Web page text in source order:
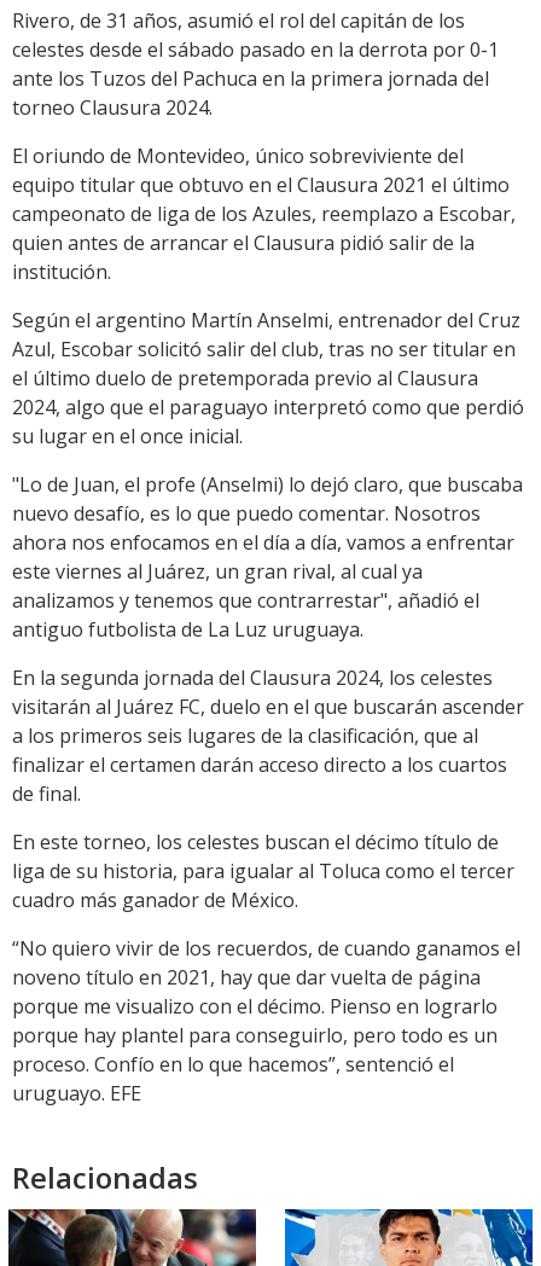
Rivero, de 31 años, asumió el rol del capitán de los
celestes desde el sábado pasado en la derrota por 0-1
ante los Tuzos del Pachuca en la primera jornada del
torneo Clausura 2024.
El oriundo de Montevideo, único sobreviviente del
equipo titular que obtuvo en el Clausura 2021 el último
campeonato de liga de los Azules, reemplazo a Escobar,
quien antes de arrancar el Clausura pidió salir de la
institución.
Según el argentino Martín Anselmi, entrenador del Cruz
Azul, Escobar solicitó salir del club, tras no ser titular en
el último duelo de pretemporada previo al Clausura
2024, algo que el paraguayo interpretó como que perdió
su lugar en el once inicial.
"Lo de Juan, el profe (Anselmi) lo dejó claro, que buscaba
nuevo desafío, es lo que puedo comentar. Nosotros
ahora nos enfocamos en el día a día, vamos a enfrentar
este viernes al Juárez, un gran rival, al cual ya
analizamos y tenemos que contrarrestar", añadió el
antiguo futbolista de La Luz uruguaya.
En la segunda jornada del Clausura 2024, los celestes
visitarán al Juárez FC, duelo en el que buscarán ascender
a los primeros seis lugares de la clasificación, que al
finalizar el certamen darán acceso directo a los cuartos
de final.
En este torneo, los celestes buscan el décimo título de
liga de su historia, para igualar al Toluca como el tercer
cuadro más ganador de México.
“No quiero vivir de los recuerdos, de cuando ganamos el
noveno título en 2021, hay que dar vuelta de página
porque me visualizo con el décimo. Pienso en lograrlo
porque hay plantel para conseguirlo, pero todo es un
proceso. Confío en lo que hacemos”, sentenció el
uruguayo. EFE
Relacionadas